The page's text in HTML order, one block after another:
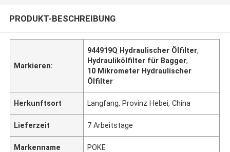
PRODUKT-BESCHREIBUNG
Markieren:
944919Q Hydraulischer Ölfilter,
Hydraulikölfilter für Bagger,
10 Mikrometer Hydraulischer
Ölfilter
Herkunftsort Langfang, Provinz Hebei, China
Lieferzeit 7 Arbeitstage
Markenname POKE